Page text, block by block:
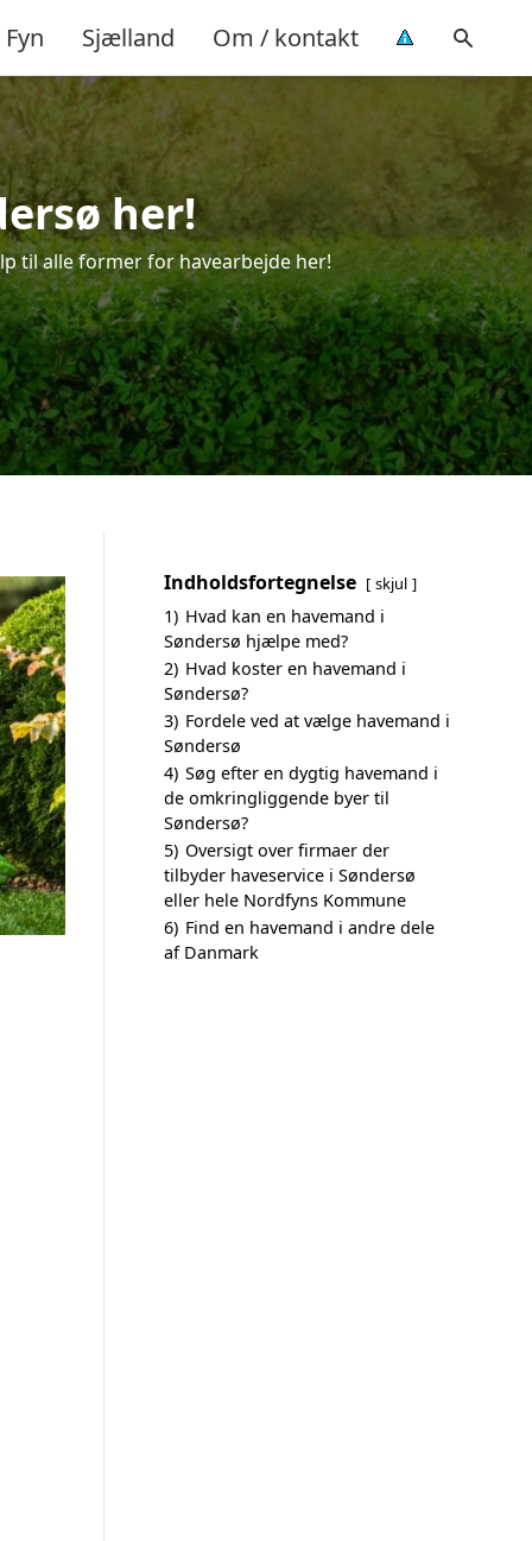
Fyn Sjælland Om / kontakt
her!
til alle former for havearbejde her!
Indholdsfortegnelse skjul
1) Hvad kan en havemand i
Søndersø hjælpe med?
2) Hvad koster en havemand i
Søndersø?
3) Fordele ved at vælge havemand i
Søndersø
4) Søg efter en dygtig havemand i
de omkringliggende byer til
Søndersø?
5) Oversigt over firmaer der
tilbyder haveservice i Søndersø
eller hele Nordfyns Kommune
6) Find en havemand i andre dele
af Danmark